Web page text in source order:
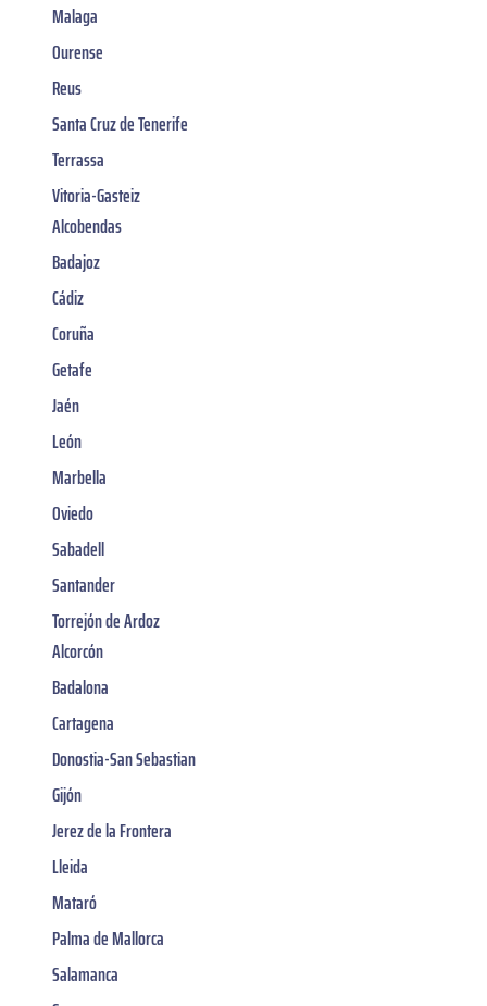
Malaga
Ourense
Reus
Santa Cruz de Tenerife
Terrassa
Vitoria-Gasteiz
Alcobendas
Badajoz
Cádiz
Coruña
Getafe
Jaén
León
Marbella
Oviedo
Sabadell
Santander
Torrejón de Ardoz
Alcorcón
Badalona
Cartagena
Donostia-San Sebastian
Gijón
Jerez de la Frontera
Lleida
Mataró
Palma de Mallorca
Salamanca